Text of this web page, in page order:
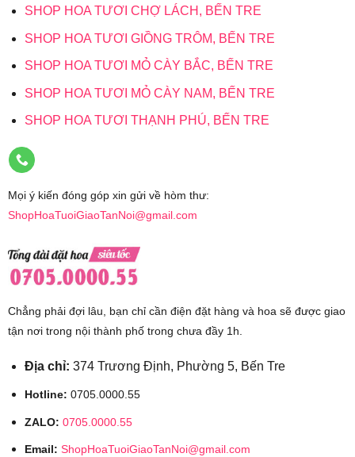
SHOP HOA TƯƠI CHỢ LÁCH, BẾN TRE
SHOP HOA TƯƠI GIỒNG TRÔM, BẾN TRE
SHOP HOA TƯƠI MỎ CÀY BẮC, BẾN TRE
SHOP HOA TƯƠI MỎ CÀY NAM, BẾN TRE
SHOP HOA TƯƠI THẠNH PHÚ, BẾN TRE
Mọi ý kiến đóng góp xin gửi về hòm thư:
ShopHoaTuoiGiaoTanNoi@gmail.com
Chẳng phải đợi lâu, bạn chỉ cần điện đặt hàng và hoa sẽ được giao
tận nơi trong nội thành phố trong chưa đầy 1h.
Địa chỉ: 374 Trương Định, Phường 5, Bến Tre
Hotline: 0705.0000.55
ZALO: 0705.0000.55
Email: ShopHoaTuoiGiaoTanNoi@gmail.com